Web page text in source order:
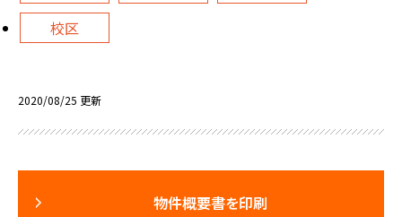
校区
2020/08/25 更新
物件概要書を印刷